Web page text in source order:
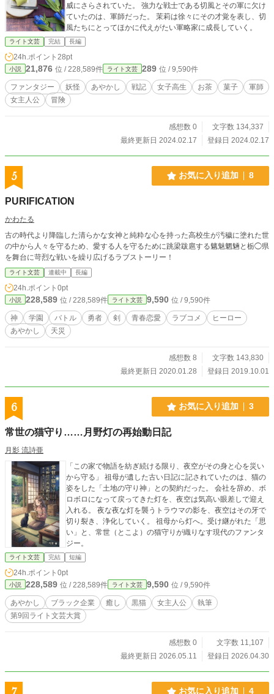
威にさらされていた。 強力な戦士である切風とその軍に欠け
ていたのは、軍師だった。 茉莉は徐々にその才覚を表し、切
風たちにとってほかに代えがたい軍略家に成長していく。
ライト文芸 完結 長編
24h.ポイント 28pt
小説 21,876 位 / 228,589件 ライト文芸 289 位 / 9,590件
ファンタジー 妖怪 あやかし 戦記 女子高生 お茶 菓子
軍師
女主人公
冒険
感想数 0
文字数 134,337
最終更新日 2024.02.17
登録日 2024.02.17
5 お気に入り追加 8
PURIFICATION
かわたる
古の時代より降臨した清らかな女神と純粋な心を持った高校生が汚穢に塗れた世
の中から人々を守るため、愛する人を守るために跳梁跋扈する魑魅魍魎と栃◯県
を舞台に苛烈な戦いを繰り広げるラブストーリー！
ライト文芸 連載中 長編
24h.ポイント 0pt
小説 228,589 位 / 228,589件 ライト文芸 9,590 位 / 9,590件
神 学園 バトル 勇者 剣 青春恋愛 ラブコメ
ヒーロー
あやかし
天災
感想数 8
文字数 143,830
最終更新日 2020.01.28
登録日 2019.10.01
6 お気に入り追加 3
常世の猫守り……月野灯の再始動日記
月影 流詩亜
「この家で物語を紡ぎ続ける限り、夜空がその身と心を災い
から守る」 祖母が遺した古い日記に記されていたのは、猫の
姿をした「土地の守り神」との契約だった。 会社を辞め、ボ
ロボロになって戻ってきた灯を、夜空は気高い眼差しで迎え
入れる。 夜な夜な灯を襲うトラウマの影を、夜空はその牙で
切り裂き、浄化していく。 祖母から灯へ。受け継がれた「思
い」と、常世（とこよ）の猫守りが織りなす現代のファンタ
ジー。
ライト文芸 完結 短編
24h.ポイント 0pt
小説 228,589 位 / 228,589件 ライト文芸 9,590 位 / 9,590件
あやかし ブラック企業 癒し 黒猫 女主人公
執筆
第9回ライト文芸大賞
感想数 0
文字数 11,107
最終更新日 2026.05.11
登録日 2026.04.30
お気に入り追加 4